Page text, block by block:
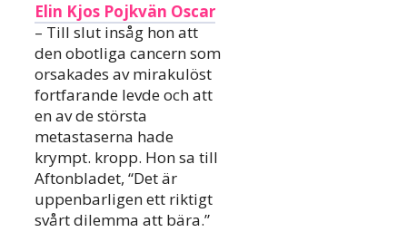
Elin Kjos Pojkvän Oscar
– Till slut insåg hon att
den obotliga cancern som
orsakades av mirakulöst
fortfarande levde och att
en av de största
metastaserna hade
krympt. kropp. Hon sa till
Aftonbladet, “Det är
uppenbarligen ett riktigt
svårt dilemma att bära.”